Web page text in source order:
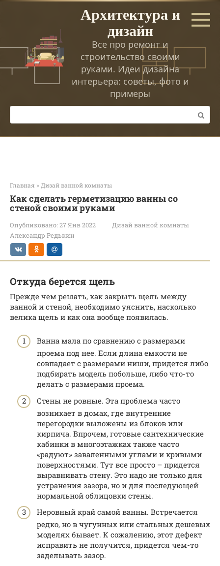
Перейти
Архитектура и
дизайн
Все про ремонт и
строительство своими
руками. Идеи дизайна
интерьера: советы, фото и
примеры
Поиск:
Главная » Дизай ванной комнаты
Как сделать герметизацию ванны со
стеной своими руками
Опубликовано: 27 Янв 2022
Дизай ванной комнаты
Александр Редькин
Откуда берется щель
Прежде чем решать, как закрыть щель между
ванной и стеной, необходимо уяснить, насколько
велика щель и как она вообще появилась.
Ванна мала по сравнению с размерами
проема под нее. Если длина емкости не
совпадает с размерами ниши, придется либо
подбирать модель побольше, либо что-то
делать с размерами проема.
Стены не ровные. Эта проблема часто
возникает в домах, где внутренние
перегородки выложены из блоков или
кирпича. Впрочем, готовые сантехнические
кабинки в многоэтажках также часто
«радуют» заваленными углами и кривыми
поверхностями. Тут все просто – придется
выравнивать стену. Это надо не только для
устранения зазора, но и для последующей
нормальной облицовки стены.
Неровный край самой ванны. Встречается
редко, но в чугунных или стальных дешевых
моделях бывает. К сожалению, этот дефект
исправить не получится, придется чем-то
заделывать зазор.